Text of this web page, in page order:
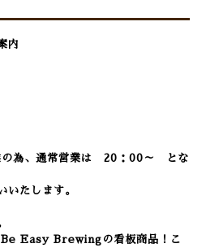
内
の為、通常営業は 20：00～ とな
いたします。
Be Easy Brewingの看板商品！こ